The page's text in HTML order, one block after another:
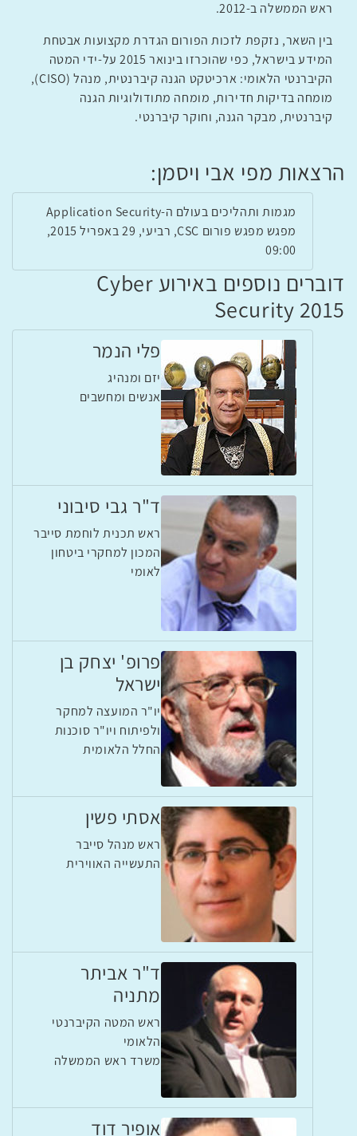
ראש הממשלה ב-2012.
בין השאר, נזקפת לזכות הפורום הגדרת מקצועות אבטחת
המידע בישראל, כפי שהוכרזו בינואר 2015 על-ידי המטה
הקיברנטי הלאומי: ארכיטקט הגנה קיברנטית, מנהל (CISO),
מומחה בדיקות חדירות, מומחה מתודולוגיות הגנה
קיברנטית, מבקר הגנה, וחוקר קיברנטי.
הרצאות מפי אבי ויסמן:
מגמות ותהליכים בעולם ה-Application Security
מפגש מפגש פורום CSC, רביעי, 29 באפריל 2015,
09:00
דוברים נוספים באירוע Cyber
Security 2015
פלי הנמר
יזם ומנהיג
אנשים ומחשבים
ד"ר גבי סיבוני
ראש תכנית לוחמת סייבר
המכון למחקרי ביטחון
לאומי
פרופ' יצחק בן
ישראל
יו"ר המועצה למחקר
ולפיתוח ויו"ר סוכנות
החלל הלאומית
אסתי פשין
ראש מנהל סייבר
התעשייה האווירית
ד"ר אביתר
מתניה
ראש המטה הקיברנטי
הלאומי
משרד ראש הממשלה
אופיר דוד